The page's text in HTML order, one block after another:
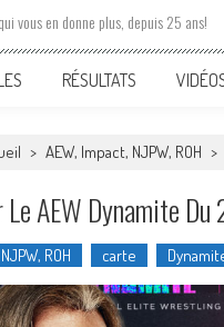
vous en donne plus, depuis 25 ans!
RÉSULTATS
> AEW, Impact, NJPW, ROH >
AEW Dynamite
ROH carte